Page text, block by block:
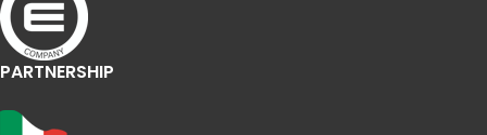
PARTNERSHIP